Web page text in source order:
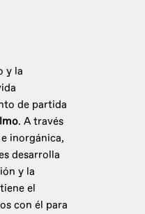
y la
de partida
. A través
inorgánica,
desarrolla
y la
el
con él para